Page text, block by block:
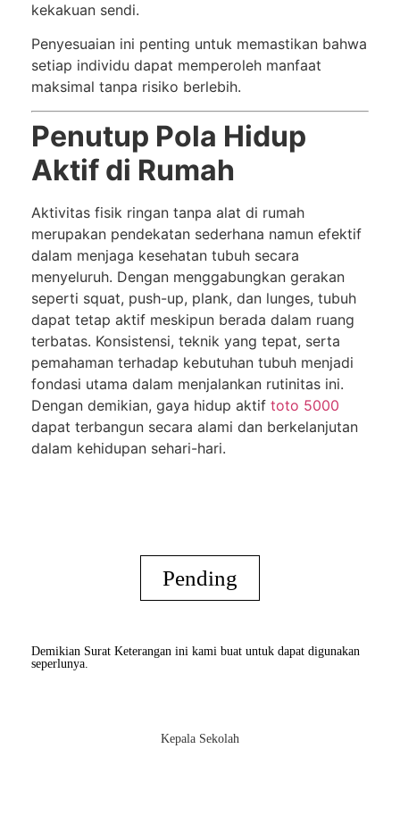
kekakuan sendi.
Penyesuaian ini penting untuk memastikan bahwa
setiap individu dapat memperoleh manfaat
maksimal tanpa risiko berlebih.
Penutup Pola Hidup
Aktif di Rumah
Aktivitas fisik ringan tanpa alat di rumah
merupakan pendekatan sederhana namun efektif
dalam menjaga kesehatan tubuh secara
menyeluruh. Dengan menggabungkan gerakan
seperti squat, push-up, plank, dan lunges, tubuh
dapat tetap aktif meskipun berada dalam ruang
terbatas. Konsistensi, teknik yang tepat, serta
pemahaman terhadap kebutuhan tubuh menjadi
fondasi utama dalam menjalankan rutinitas ini.
Dengan demikian, gaya hidup aktif toto 5000
dapat terbangun secara alami dan berkelanjutan
dalam kehidupan sehari-hari.
Pending
Demikian Surat Keterangan ini kami buat untuk dapat digunakan
seperlunya.
Kepala Sekolah